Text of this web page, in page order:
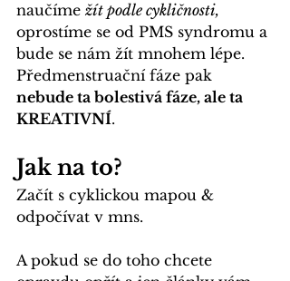
naučíme žít podle cykličnosti,
oprostíme se od PMS syndromu a
bude se nám žít mnohem lépe.
Předmenstruační fáze pak
nebude ta bolestivá fáze, ale ta
KREATIVNÍ.
Jak na to?
Začít s cyklickou mapou &
odpočívat v mns.
A pokud se do toho chcete